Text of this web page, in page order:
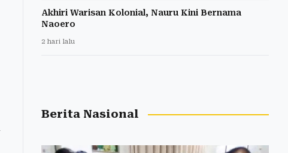
Akhiri Warisan Kolonial, Nauru Kini Bernama
Naoero
2 hari lalu
Berita Nasional